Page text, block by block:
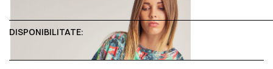
DISPONIBILITATE: